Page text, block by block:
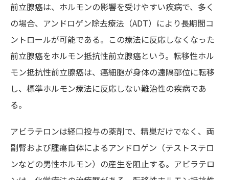
前立腺癌は、ホルモンの影響を受けやすい疾病で、多く
の場合、アンドロゲン除去療法（ADT）により長期間コ
ントロールが可能である。この療法に反応しなくなった
前立腺癌をホルモン抵抗性前立腺癌という。転移性ホル
モン抵抗性前立腺癌は、癌細胞が身体の遠隔部位に転移
し、標準ホルモン療法に反応しない難治性の疾病であ
る。
アビラテロンは経口投与の薬剤で、精巣だけでなく、両
副腎および腫瘍自体によるアンドロゲン（テストステロ
ンなどの男性ホルモン）の産生を阻止する。アビラテロ